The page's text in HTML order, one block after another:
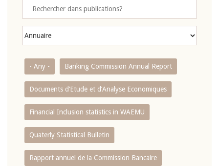
- Any - Banking Commission Annual Report
Documents d’Etude et d’Analyse Economiques
Financial Inclusion statistics in WAEMU
Quaterly Statistical Bulletin
Rapport annuel de la Commission Bancaire